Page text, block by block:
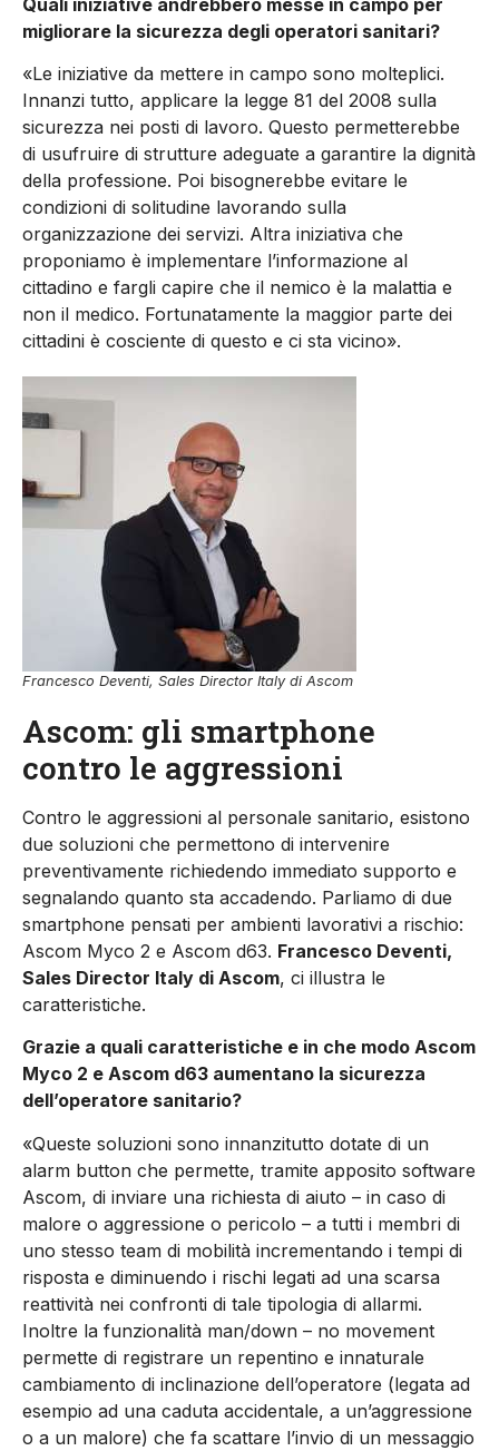
Quali iniziative andrebbero messe in campo per
migliorare la sicurezza degli operatori sanitari?
«Le iniziative da mettere in campo sono molteplici.
Innanzi tutto, applicare la legge 81 del 2008 sulla
sicurezza nei posti di lavoro. Questo permetterebbe
di usufruire di strutture adeguate a garantire la dignità
della professione. Poi bisognerebbe evitare le
condizioni di solitudine lavorando sulla
organizzazione dei servizi. Altra iniziativa che
proponiamo è implementare l’informazione al
cittadino e fargli capire che il nemico è la malattia e
non il medico. Fortunatamente la maggior parte dei
cittadini è cosciente di questo e ci sta vicino».
Francesco Deventi, Sales Director Italy di Ascom
Ascom: gli smartphone
contro le aggressioni
Contro le aggressioni al personale sanitario, esistono
due soluzioni che permettono di intervenire
preventivamente richiedendo immediato supporto e
segnalando quanto sta accadendo. Parliamo di due
smartphone pensati per ambienti lavorativi a rischio:
Ascom Myco 2 e Ascom d63. Francesco Deventi,
Sales Director Italy di Ascom, ci illustra le
caratteristiche.
Grazie a quali caratteristiche e in che modo Ascom
Myco 2 e Ascom d63 aumentano la sicurezza
dell’operatore sanitario?
«Queste soluzioni sono innanzitutto dotate di un
alarm button che permette, tramite apposito software
Ascom, di inviare una richiesta di aiuto – in caso di
malore o aggressione o pericolo – a tutti i membri di
uno stesso team di mobilità incrementando i tempi di
risposta e diminuendo i rischi legati ad una scarsa
reattività nei confronti di tale tipologia di allarmi.
Inoltre la funzionalità man/down – no movement
permette di registrare un repentino e innaturale
cambiamento di inclinazione dell’operatore (legata ad
esempio ad una caduta accidentale, a un’aggressione
o a un malore) che fa scattare l’invio di un messaggio